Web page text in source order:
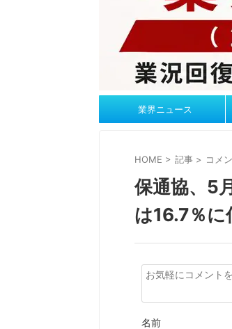
業界ニュース
HOME > 記事 > コメ
保通協、5
は16.7％に
名前